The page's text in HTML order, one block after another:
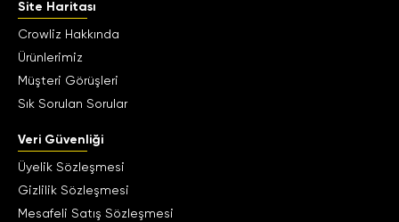
Site Haritası
Crowliz Hakkında
Ürünlerimiz
Müşteri Görüşleri
Sık Sorulan Sorular
Veri Güvenliği
Üyelik Sözleşmesi
Gizlilik Sözleşmesi
Mesafeli Satış Sözleşmesi